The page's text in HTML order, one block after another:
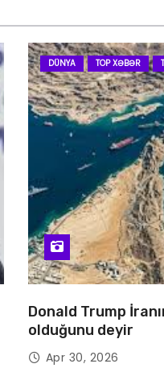
DÜNYA TOP XƏBƏR
Donald Trump
olduğunu deyir
Apr 30, 2026